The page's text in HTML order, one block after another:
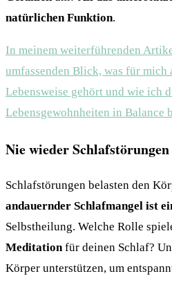
natürlichen Funktion.
In meinem weiterführenden
umfassenden Blick, was für mich
Lebensweise gehört und wie ich
Lebensgewohnheiten in Balance
Nie wieder
Schlafstörungen belasten den
andauernder Schlafmangel ist
Selbstheilung. Welche Rolle
Meditationfür deinen Schlaf?
Körper unterstützen, um